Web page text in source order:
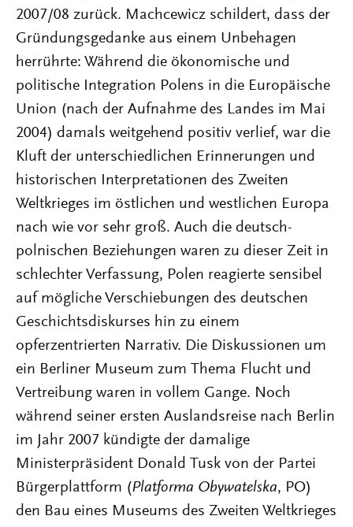
2007/08 zurück. Machcewicz schildert, dass der
Gründungsgedanke aus einem Unbehagen
herrührte: Während die ökonomische und
politische Integration Polens in die Europäische
Union (nach der Aufnahme des Landes im Mai
2004) damals weitgehend positiv verlief, war die
Kluft der unterschiedlichen Erinnerungen und
historischen Interpretationen des Zweiten
Weltkrieges im östlichen und westlichen Europa
nach wie vor sehr groß. Auch die deutsch-
polnischen Beziehungen waren zu dieser Zeit in
schlechter Verfassung, Polen reagierte sensibel
auf mögliche Verschiebungen des deutschen
Geschichtsdiskurses hin zu einem
opferzentrierten Narrativ. Die Diskussionen um
ein Berliner Museum zum Thema Flucht und
Vertreibung waren in vollem Gange. Noch
während seiner ersten Auslandsreise nach Berlin
im Jahr 2007 kündigte der damalige
Ministerpräsident Donald Tusk von der Partei
Bürgerplattform (Platforma Obywatelska, PO)
den Bau eines Museums des Zweiten Weltkrieges